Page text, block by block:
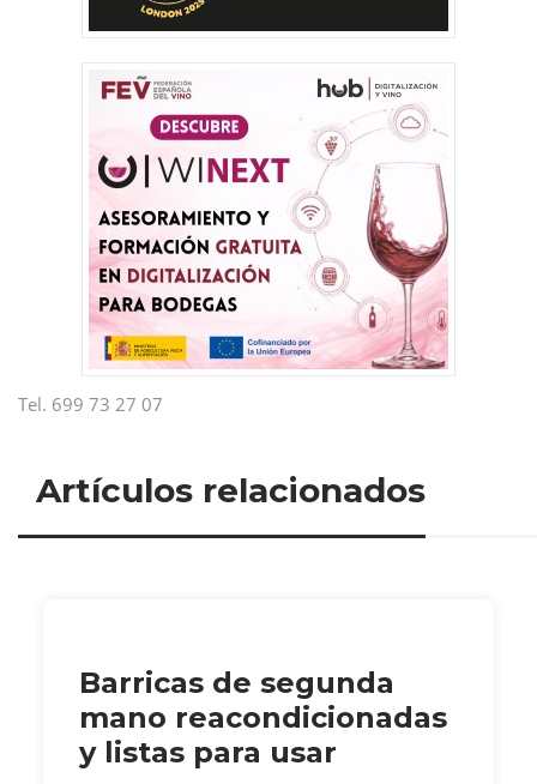
Tel. 699 73 27 07
Artículos relacionados
Barricas de segunda
mano reacondicionadas
y listas para usar